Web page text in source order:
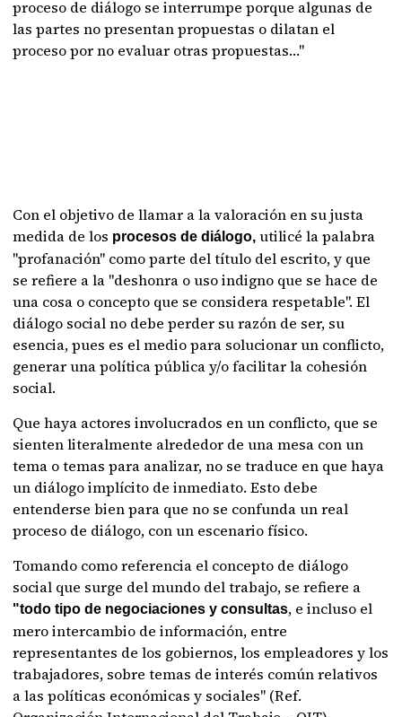
proceso de diálogo se interrumpe porque algunas de
las partes no presentan propuestas o dilatan el
proceso por no evaluar otras propuestas…"
Con el objetivo de llamar a la valoración en su justa
medida de los procesos de diálogo,utilicé la palabra
"profanación" como parte del título del escrito, y que
se refiere a la "deshonra o uso indigno que se hace de
una cosa o concepto que se considera respetable". El
diálogo social no debe perder su razón de ser, su
esencia, pues es el medio para solucionar un conflicto,
generar una política pública y/o facilitar la cohesión
social.
Que haya actores involucrados en un conflicto, que se
sienten literalmente alrededor de una mesa con un
tema o temas para analizar, no se traduce en que haya
un diálogo implícito de inmediato. Esto debe
entenderse bien para que no se confunda un real
proceso de diálogo, con un escenario físico.
Tomando como referencia el concepto de diálogo
social que surge del mundo del trabajo, se refiere a
"todo tipo de negociaciones y consultas, e incluso el
mero intercambio de información, entre
representantes de los gobiernos, los empleadores y los
trabajadores, sobre temas de interés común relativos
a las políticas económicas y sociales" (Ref.